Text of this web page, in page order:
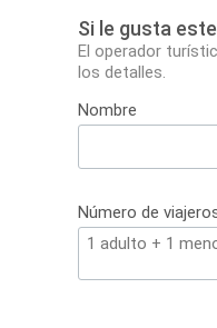
Si le gusta
El operador
los detalles.
Nombre
Número de